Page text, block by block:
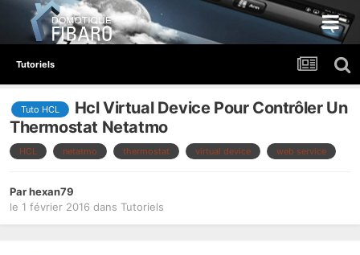
Tutoriels
Tuto HCL
Hcl Virtual Device Pour Contrôler Un
Thermostat Netatmo
HCL netatmo thermostat virtual device web service
Parhexan79
le 1 février 2016 dans Tutoriels